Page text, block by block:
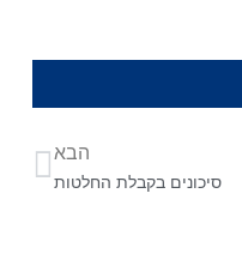
הבא
סיכונים בקבלת החלטות